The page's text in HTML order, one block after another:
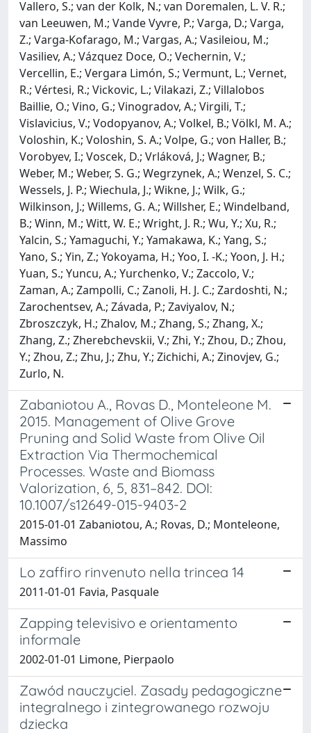
Zabaniotou A., Rovas D., Monteleone M.
2015. Management of Olive Grove
Pruning and Solid Waste from Olive Oil
Extraction Via Thermochemical
Processes. Waste and Biomass
Valorization, 6, 5, 831–842. DOI:
10.1007/s12649-015-9403-2
2015-01-01 Zabaniotou, A.; Rovas, D.; Monteleone,
Massimo
Lo zaffiro rinvenuto nella trincea 14
2011-01-01 Favia, Pasquale
Zapping televisivo e orientamento
informale
2002-01-01 Limone, Pierpaolo
Zawód nauczyciel. Zasady pedagogiczne
integralnego i zintegrowanego rozwoju
dziecka